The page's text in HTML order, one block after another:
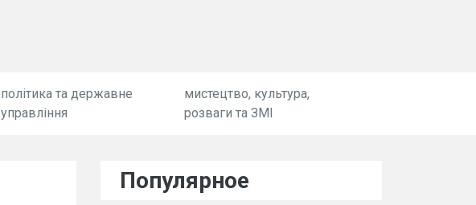
політика та державне
управління
мистецтво, культура,
розваги та ЗМІ
Популярное